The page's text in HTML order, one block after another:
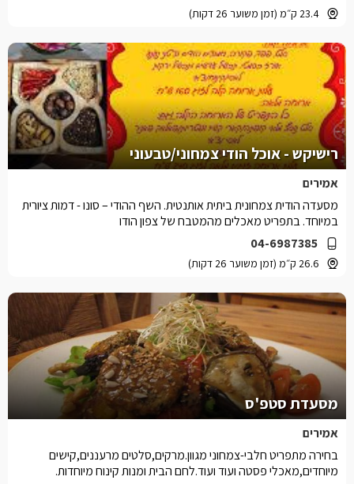
23.4 ק״מ (זמן משוער 26 דקות)
רישיקש - אוכל הודי צמחוני/טבעוני
אמירים
04-6987385
26.6 ק״מ (זמן משוער 26 דקות)
מסעדה הודית צמחונית ביתית אותנטית. השף ההודי – סונו - דמות ציורית
במיוחד. בתפריט מאכלים מהמטבח של צפון הודו
מסעדת סטפ'ס
אמירים
בחירה מתפריט חלבי-צמחוני מגוון.מרקים,סלטים מרעננים,קישים
מיוחדים,מאכלי פסטה ועוד ועוד.לחם הבית ומנות קינוח מיוחדות.